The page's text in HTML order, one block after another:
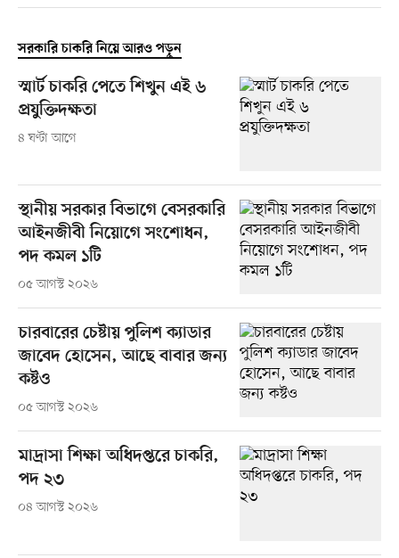
সরকারি চাকরি নিয়ে আরও পড়ুন
স্মার্ট চাকরি পেতে শিখুন এই ৬
প্রযুক্তিদক্ষতা
৪ ঘণ্টা আগে
স্থানীয় সরকার বিভাগে বেসরকারি
আইনজীবী নিয়োগে সংশোধন,
পদ কমল ১টি
০৫ আগস্ট ২০২৬
চারবারের চেষ্টায় পুলিশ ক্যাডার
জাবেদ হোসেন, আছে বাবার জন্য
কষ্টও
০৫ আগস্ট ২০২৬
মাদ্রাসা শিক্ষা অধিদপ্তরে চাকরি,
পদ ২৩
০৪ আগস্ট ২০২৬